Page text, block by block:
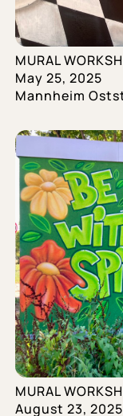
MURAL
May 25, 2025
Mannheim
MURAL
August 23, 2025